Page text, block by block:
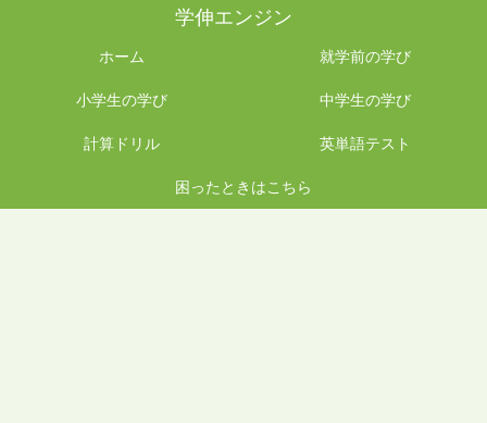
学伸エンジン
ホーム 就学前の学び
小学生の学び 中学生の学び
計算ドリル 英単語テスト
困ったときはこちら